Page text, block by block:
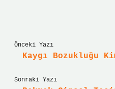
Önceki Yazı
Kaygı Bozukluğu
Sonraki Yazı